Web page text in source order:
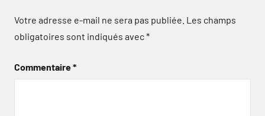
Votre adresse e-mail ne sera pas publiée. Les champs
obligatoires sont indiqués avec*
Commentaire*